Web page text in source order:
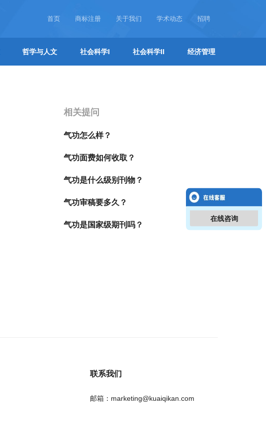
首页 商标注册 关于我们 学术动态 招聘
哲学与人文 社会科学I 社会科学II 经济管理
相关提问
气功怎么样？
气功面费如何收取？
气功是什么级别刊物？
气功审稿要多久？
气功是国家级期刊吗？
联系我们
邮箱：marketing@kuaiqikan.com
在线咨询